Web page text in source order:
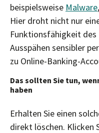
beispielsweise Malware,
Hier droht nicht nur
Funktionsfähigkeit des
Ausspähen sensibler
zu Online-Banking-
Das sollten Sie tun,
haben
Erhalten Sie einen
direkt löschen. Klicken